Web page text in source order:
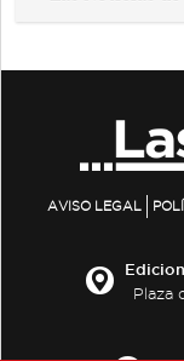
AVISO LEGAL
Plaza